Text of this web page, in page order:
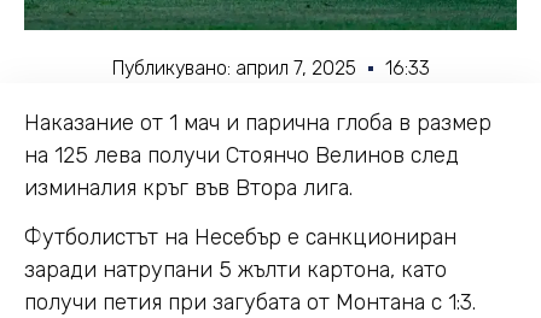
Публикувано: април 7, 2025 16:33
Наказание от 1 мач и парична глоба в размер
на 125 лева получи Стоянчо Велинов след
изминалия кръг във Втора лига.
Футболистът на Несебър е санкциониран
заради натрупани 5 жълти картона, като
получи петия при загубата от Монтана с 1:3.